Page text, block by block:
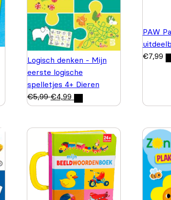
Logisch denken - Mijn
eerste logische
spelletjes 4+ Dieren
€5,99 €4,99
PAW
€7,99